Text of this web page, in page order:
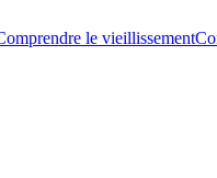
le vieillissement